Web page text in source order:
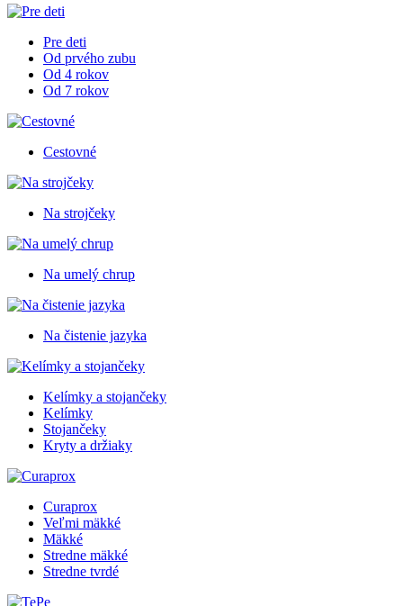
Pre deti
Od prvého zubu
Od 4 rokov
Od 7 rokov
Cestovné
Na strojčeky
Na umelý chrup
Na čistenie jazyka
Kelímky a stojančeky
Kelímky
Stojančeky
Kryty a držiaky
Curaprox
Veľmi mäkké
Mäkké
Stredne mäkké
Stredne tvrdé